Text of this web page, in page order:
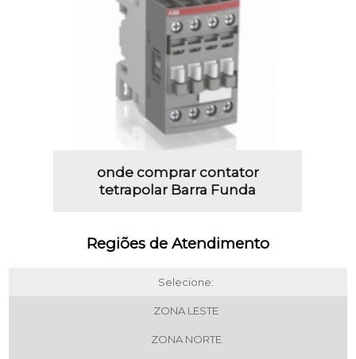
onde comprar contator
tetrapolar Barra Funda
Regiões de Atendimento
Selecione:
ZONA LESTE
ZONA NORTE